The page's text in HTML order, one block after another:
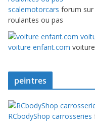
scalemotorcars forum sur
roulantes ou pas
voiture enfant.com
peintres
RCbodyShop carrosseries